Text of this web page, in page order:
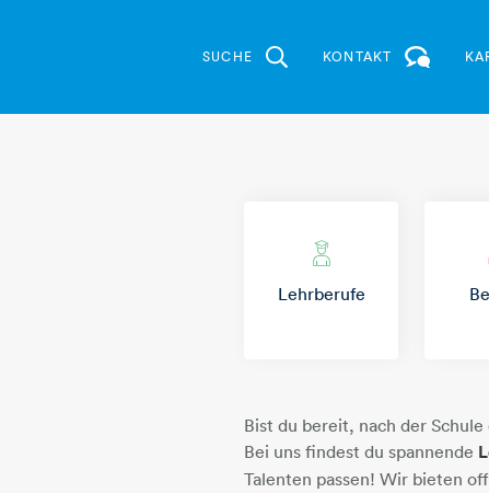
SUCHE KONTAKT
student
Lehrberufe
Bist du bereit, nach der
Bei uns findest du spannende
Talenten passen! Wir bieten